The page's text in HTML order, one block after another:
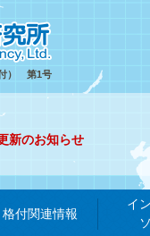
） 第1号
新のお知らせ
格付関連情報
イ